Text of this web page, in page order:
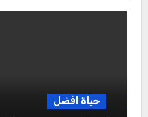
حياة افضل